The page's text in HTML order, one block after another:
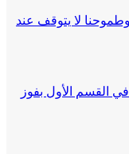
لا يتوقف عند
القسم الأول بفوز